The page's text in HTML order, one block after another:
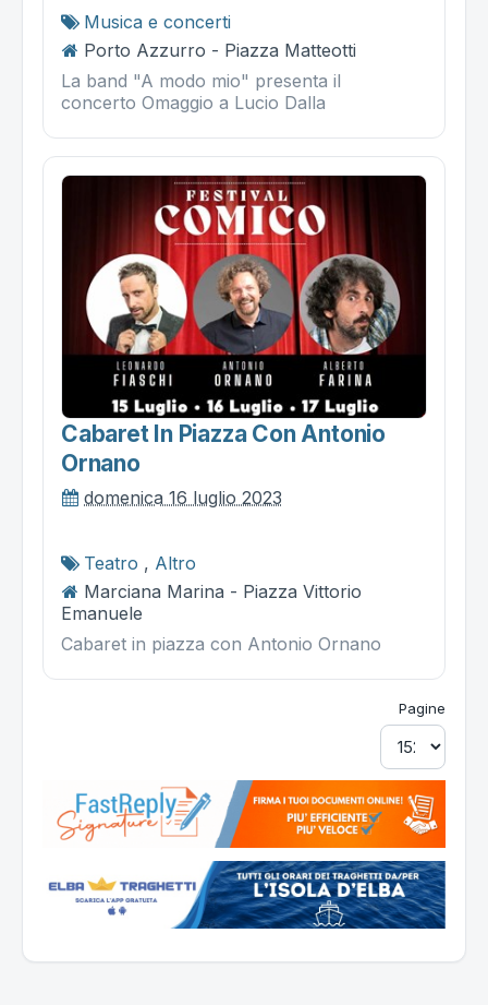
Musica e concerti
Porto Azzurro - Piazza Matteotti
La band "A modo mio" presenta il
concerto Omaggio a Lucio Dalla
Cabaret In Piazza Con Antonio
Ornano
domenica 16 luglio 2023
Teatro , Altro
Marciana Marina - Piazza Vittorio
Emanuele
Cabaret in piazza con Antonio Ornano
Pagine